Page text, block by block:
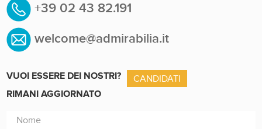
+39 02 43 82.191
welcome@admirabilia.it
VUOI ESSERE DEI NOSTRI?
CANDIDATI
RIMANI AGGIORNATO